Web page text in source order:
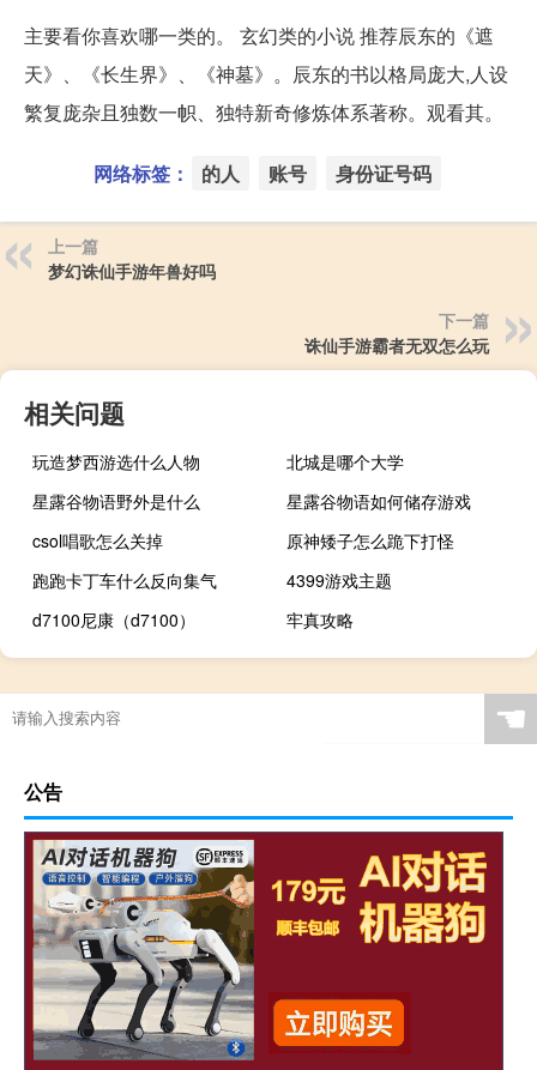
主要看你喜欢哪一类的。 玄幻类的小说 推荐辰东的《遮
天》、《长生界》、《神墓》。辰东的书以格局庞大,人设
繁复庞杂且独数一帜、独特新奇修炼体系著称。观看其。
网络标签： 的人 账号 身份证号码
上一篇
梦幻诛仙手游年兽好吗
下一篇
诛仙手游霸者无双怎么玩
相关问题
玩造梦西游选什么人物
北城是哪个大学
星露谷物语野外是什么
星露谷物语如何储存游戏
csol唱歌怎么关掉
原神矮子怎么跪下打怪
跑跑卡丁车什么反向集气
4399游戏主题
d7100尼康（d7100）
牢真攻略
☚
公告